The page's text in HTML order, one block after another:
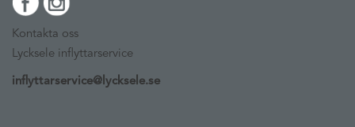
Kontakta oss
Lycksele inflyttarservice
inflyttarservice@lycksele.se